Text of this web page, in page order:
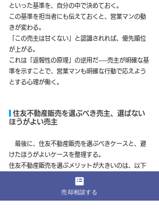
といった基準を、自分の中で決めておく。
この基準を担当者にも伝えておくと、営業マンの動
きが変わる。
「この売主は甘くない」と認識されれば、優先順位
が上がる。
これは「返報性の原理」の逆用だ──売主が明確な基
準を示すことで、営業マンも明確な行動で応えよう
とする心理が働く。
住友不動産販売を選ぶべき売主、選ばない
ほうがよい売主
最後に、住友不動産販売を選ぶべきケースと、避
けたほうがよいケースを整理する。
住友不動産販売を選ぶメリットが大きいのは、以下
住友不動産が分譲したマンションを売却する場合。
売却相談する